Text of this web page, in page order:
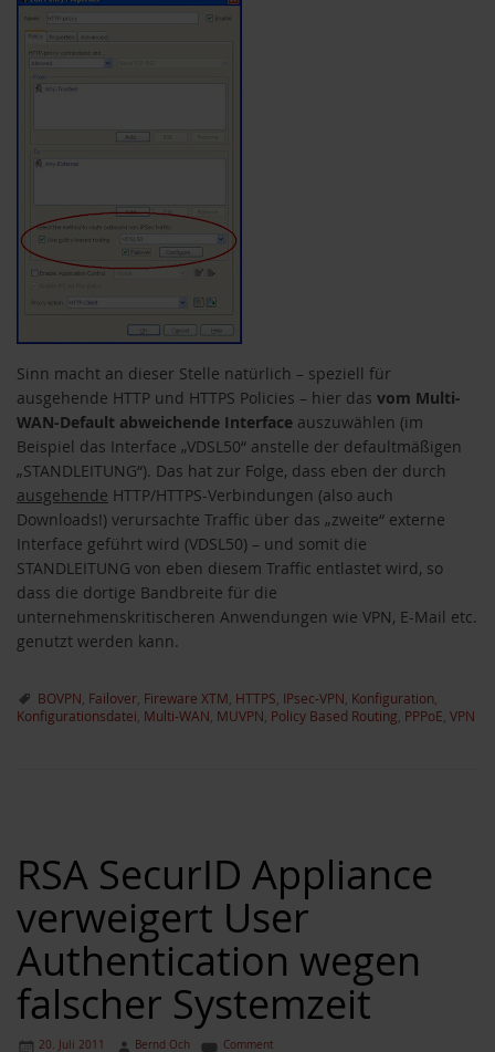
Sinn macht an dieser Stelle natürlich – speziell für
ausgehende HTTP und HTTPS Policies – hier das vom Multi-
WAN-Default abweichende Interface auszuwählen (im
Beispiel das Interface „VDSL50“ anstelle der defaultmäßigen
„STANDLEITUNG“). Das hat zur Folge, dass eben der durch
ausgehende HTTP/HTTPS-Verbindungen (also auch
Downloads!) verursachte Traffic über das „zweite“ externe
Interface geführt wird (VDSL50) – und somit die
STANDLEITUNG von eben diesem Traffic entlastet wird, so
dass die dortige Bandbreite für die
unternehmenskritischeren Anwendungen wie VPN, E-Mail etc.
genutzt werden kann.
BOVPN, Failover, Fireware XTM, HTTPS, IPsec-VPN, Konfiguration,
Konfigurationsdatei, Multi-WAN, MUVPN, Policy Based Routing, PPPoE, VPN
RSA SecurID Appliance
verweigert User
Authentication wegen
falscher Systemzeit
20. Juli 2011 Bernd Och Comment